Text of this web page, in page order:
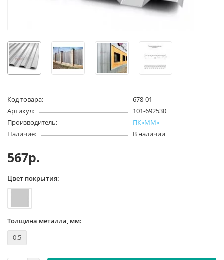
Код товара:
678-01
Артикул:
101-692530
Производитель:
ПК«ММ»
Наличие:
В наличии
567р.
Цвет покрытия:
Толщина металла, мм:
0.5